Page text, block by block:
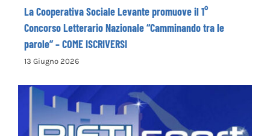
La Cooperativa Sociale Levante promuove il 1°
Concorso Letterario Nazionale “Camminando tra le
parole” – COME ISCRIVERSI
13 Giugno 2026